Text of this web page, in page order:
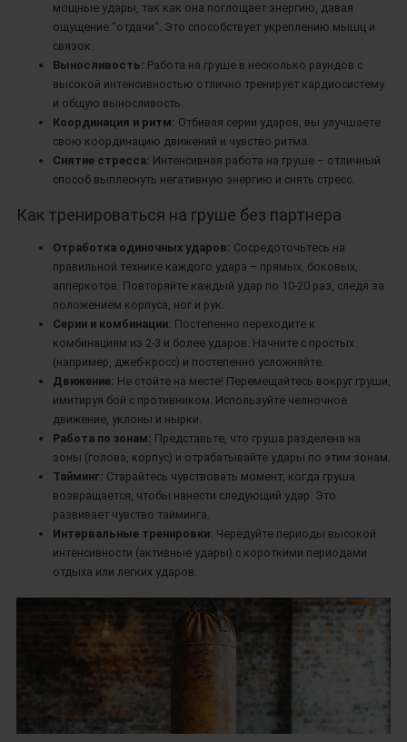
мощные удары, так как она поглощает энергию, давая
ощущение "отдачи". Это способствует укреплению мышц и
связок.
Выносливость: Работа на груше в несколько раундов с
высокой интенсивностью отлично тренирует кардиосистему
и общую выносливость.
Координация и ритм: Отбивая серии ударов, вы улучшаете
свою координацию движений и чувство ритма.
Снятие стресса: Интенсивная работа на груше – отличный
способ выплеснуть негативную энергию и снять стресс.
Как тренироваться на груше без партнера
Отработка одиночных ударов: Сосредоточьтесь на
правильной технике каждого удара – прямых, боковых,
апперкотов. Повторяйте каждый удар по 10-20 раз, следя за
положением корпуса, ног и рук.
Серии и комбинации: Постепенно переходите к
комбинациям из 2-3 и более ударов. Начните с простых
(например, джеб-кросс) и постепенно усложняйте.
Движение: Не стойте на месте! Перемещайтесь вокруг груши,
имитируя бой с противником. Используйте челночное
движение, уклоны и нырки.
Работа по зонам: Представьте, что груша разделена на
зоны (голова, корпус) и отрабатывайте удары по этим зонам.
Тайминг: Старайтесь чувствовать момент, когда груша
возвращается, чтобы нанести следующий удар. Это
развивает чувство тайминга.
Интервальные тренировки: Чередуйте периоды высокой
интенсивности (активные удары) с короткими периодами
отдыха или легких ударов.